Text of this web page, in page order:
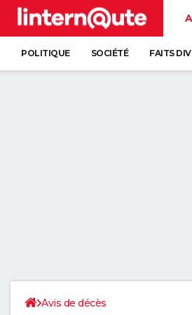
POLITIQUE SOCIÉTÉ FAITS
Avis de décès